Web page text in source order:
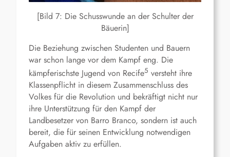
[Bild 7: Die Schusswunde an der Schulter der
Bäuerin]
Die Beziehung zwischen Studenten und Bauern
war schon lange vor dem Kampf eng. Die
kämpferischste Jugend von Recife5 versteht ihre
Klassenpflicht in diesem Zusammenschluss des
Volkes für die Revolution und bekräftigt nicht nur
ihre Unterstützung für den Kampf der
Landbesetzer von Barro Branco, sondern ist auch
bereit, die für seinen Entwicklung notwendigen
Aufgaben aktiv zu erfüllen.